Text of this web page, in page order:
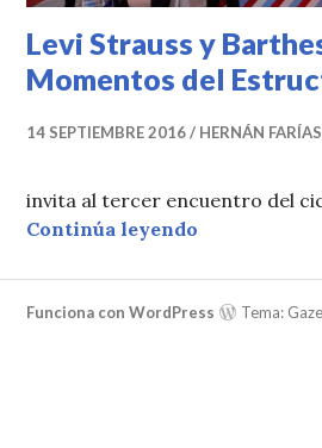
Levi Strauss y
Momentos del
14 SEPTIEMBRE 2016 HERNÁN
invita al tercer encuentro del
Continúa leyendo
Funciona con WordPress Tema: